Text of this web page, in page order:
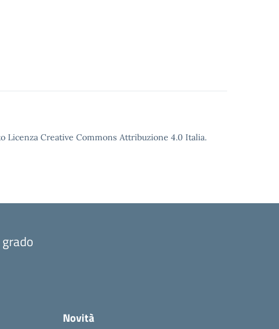
Licenza Creative Commons Attribuzione 4.0 Italia.
Novità